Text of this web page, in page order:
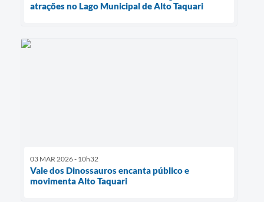
atrações no Lago Municipal de Alto Taquari
03 MAR 2026 - 10h32
Vale dos Dinossauros encanta público e
movimenta Alto Taquari